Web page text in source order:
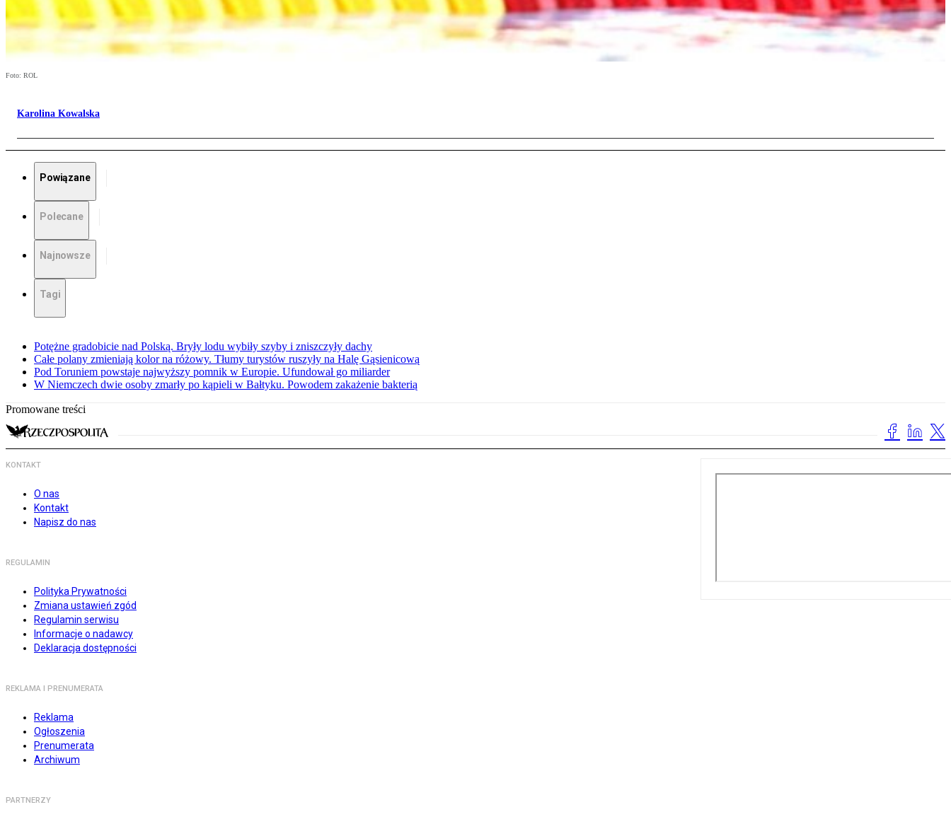
Foto: ROL
Karolina Kowalska
Powiązane
Polecane
Najnowsze
Tagi
Potężne gradobicie nad Polską. Bryły lodu wybiły szyby i zniszczyły dachy
Całe polany zmieniają kolor na różowy. Tłumy turystów ruszyły na Halę Gąsienicową
Pod Toruniem powstaje najwyższy pomnik w Europie. Ufundował go miliarder
W Niemczech dwie osoby zmarły po kąpieli w Bałtyku. Powodem zakażenie bakterią
Promowane treści
KONTAKT
O nas
Kontakt
Napisz do nas
REGULAMIN
Polityka Prywatności
Zmiana ustawień zgód
Regulamin serwisu
Informacje o nadawcy
Deklaracja dostępności
REKLAMA I PRENUMERATA
Reklama
Ogłoszenia
Prenumerata
Archiwum
PARTNERZY